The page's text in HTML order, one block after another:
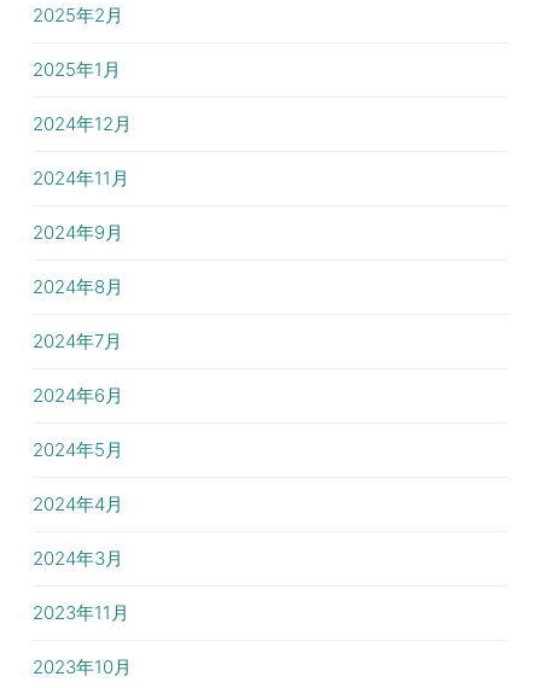
2025年2月
2025年1月
2024年12月
2024年11月
2024年9月
2024年8月
2024年7月
2024年6月
2024年5月
2024年4月
2024年3月
2023年11月
2023年10月